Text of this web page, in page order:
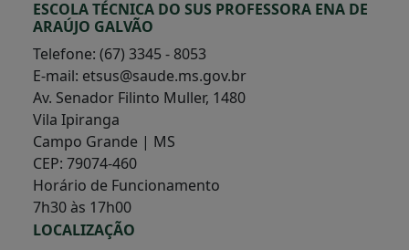
ESCOLA TÉCNICA DO SUS PROFESSORA ENA DE
ARAÚJO GALVÃO
Telefone: (67) 3345 - 8053
E-mail: etsus@saude.ms.gov.br
Av. Senador Filinto Muller, 1480
Vila Ipiranga
Campo Grande | MS
CEP: 79074-460
Horário de Funcionamento
7h30 às 17h00
LOCALIZAÇÃO